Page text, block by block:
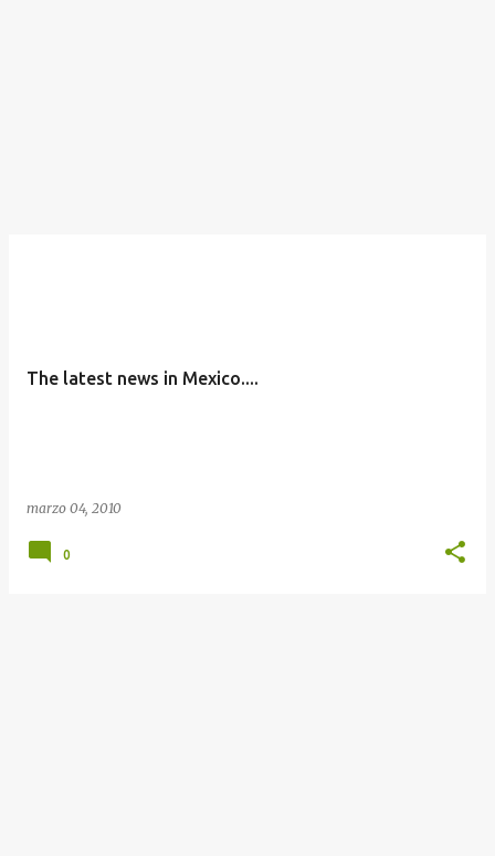
The latest news in Mexico....
marzo 04, 2010
0